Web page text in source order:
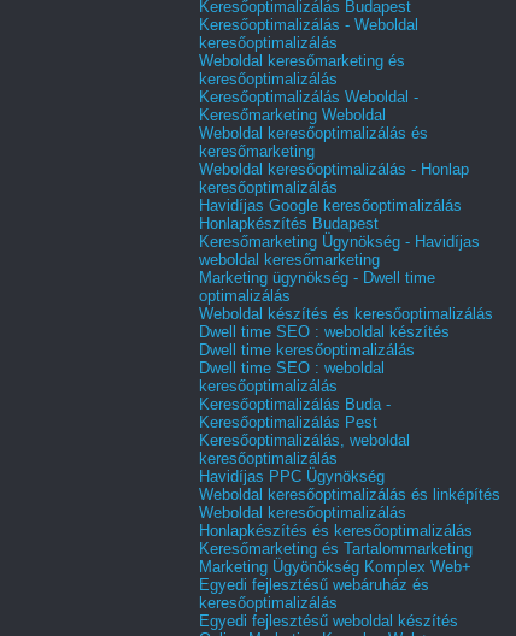
Keresőoptimalizálás Budapest
Keresőoptimalizálás - Weboldal
keresőoptimalizálás
Weboldal keresőmarketing és
keresőoptimalizálás
Keresőoptimalizálás Weboldal -
Keresőmarketing Weboldal
Weboldal keresőoptimalizálás és
keresőmarketing
Weboldal keresőoptimalizálás - Honlap
keresőoptimalizálás
Havidíjas Google keresőoptimalizálás
Honlapkészítés Budapest
Keresőmarketing Ügynökség - Havidíjas
weboldal keresőmarketing
Marketing ügynökség - Dwell time
optimalizálás
Weboldal készítés és keresőoptimalizálás
Dwell time SEO : weboldal készítés
Dwell time keresőoptimalizálás
Dwell time SEO : weboldal
keresőoptimalizálás
Keresőoptimalizálás Buda -
Keresőoptimalizálás Pest
Keresőoptimalizálás, weboldal
keresőoptimalizálás
Havidíjas PPC Ügynökség
Weboldal keresőoptimalizálás és linképítés
Weboldal keresőoptimalizálás
Honlapkészítés és keresőoptimalizálás
Keresőmarketing és Tartalommarketing
Marketing Ügyönökség Komplex Web+
Egyedi fejlesztésű webáruház és
keresőoptimalizálás
Egyedi fejlesztésű weboldal készítés